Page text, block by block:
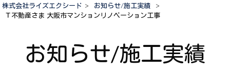
株式会社ライズエクシード > お知らせ/施工実績
>
Ｔ不動産さま 大阪市マンションリノベーション工事
お知らせ/施工実績